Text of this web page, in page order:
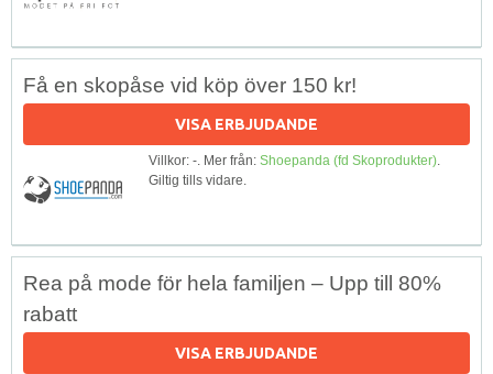
Få en skopåse vid köp över 150 kr!
VISA ERBJUDANDE
Villkor: -. Mer från: Shoepanda (fd Skoprodukter).
Giltig tills vidare.
Rea på mode för hela familjen – Upp till 80%
rabatt
VISA ERBJUDANDE